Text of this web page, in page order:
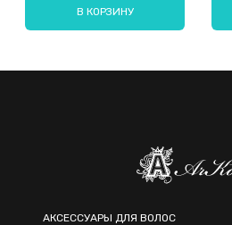
В КОРЗИНУ
АКСЕССУАРЫ ДЛЯ ВОЛОС